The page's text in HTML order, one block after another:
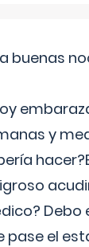
buenas
y
Debo
pase el